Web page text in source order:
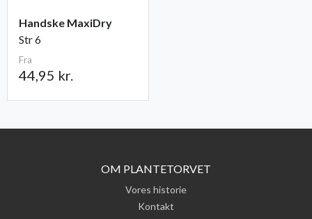
Handske MaxiDry
Str 6
Fra
44,95 kr.
OM PLANTETORVET
Vores historie
Kontakt